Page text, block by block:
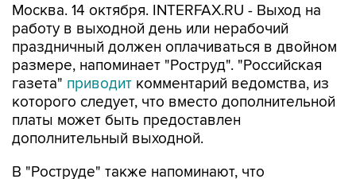
Москва. 14 октября. INTERFAX.RU - Выход на
работу в выходной день или нерабочий
праздничный должен оплачиваться в двойном
размере, напоминает "Роструд". "Российская
газета" приводит комментарий ведомства, из
которого следует, что вместо дополнительной
платы может быть предоставлен
дополнительный выходной.
В "Роструде" также напоминают, что